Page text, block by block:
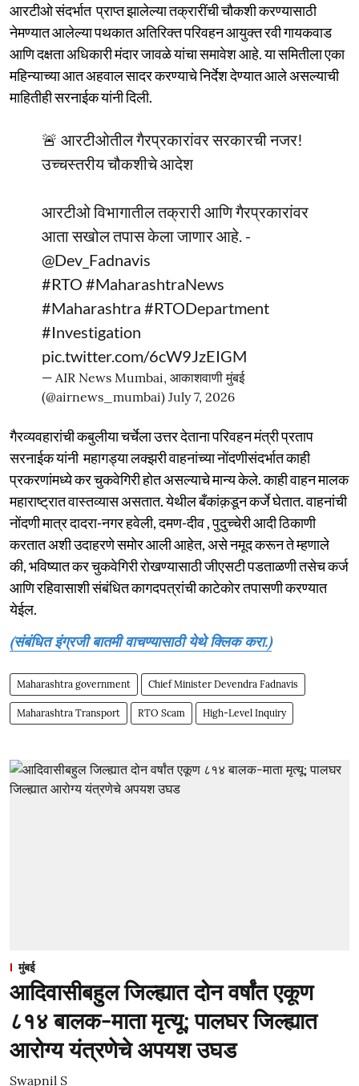
आरटीओ संदर्भात प्राप्त झालेल्या तक्रारींची चौकशी करण्यासाठी
नेमण्यात आलेल्या पथकात अतिरिक्त परिवहन आयुक्त रवी गायकवाड
आणि दक्षता अधिकारी मंदार जावळे यांचा समावेश आहे. या समितीला एका
महिन्याच्या आत अहवाल सादर करण्याचे निर्देश देण्यात आले असल्याची
माहितीही सरनाईक यांनी दिली.
🚨 आरटीओतील गैरप्रकारांवर सरकारची नजर!
उच्चस्तरीय चौकशीचे आदेश
आरटीओ विभागातील तक्रारी आणि गैरप्रकारांवर
आता सखोल तपास केला जाणार आहे. -
@Dev_Fadnavis
#RTO #MaharashtraNews
#Maharashtra #RTODepartment
#Investigation
pic.twitter.com/6cW9JzEIGM
— AIR News Mumbai, आकाशवाणी मुंबई
(@airnews_mumbai) July 7, 2026
गैरव्यवहारांची कबुलीया चर्चेला उत्तर देताना परिवहन मंत्री प्रताप
सरनाईक यांनी महागड्या लक्झरी वाहनांच्या नोंदणीसंदर्भात काही
प्रकरणांमध्ये कर चुकवेगिरी होत असल्याचे मान्य केले. काही वाहन मालक
महाराष्ट्रात वास्तव्यास असतात. येथील बँकांक़डून कर्जे घेतात. वाहनांची
नोंदणी मात्र दादरा-नगर हवेली, दमण-दीव , पुदुच्चेरी आदी ठिकाणी
करतात अशी उदाहरणे समोर आली आहेत, असे नमूद करून ते म्हणाले
की, भविष्यात कर चुकवेगिरी रोखण्यासाठी जीएसटी पडताळणी तसेच कर्ज
आणि रहिवासाशी संबंधित कागदपत्रांची काटेकोर तपासणी करण्यात
येईल.
(संबंधित इंग्रजी बातमी वाचण्यासाठी येथे क्लिक करा.)
Maharashtra government Chief Minister Devendra Fadnavis
Maharashtra Transport RTO Scam High-Level Inquiry
मुंबई
आदिवासीबहुल जिल्ह्यात दोन वर्षांत एकूण
८१४ बालक-माता मृत्यू; पालघर जिल्ह्यात
आरोग्य यंत्रणेचे अपयश उघड
Swapnil S